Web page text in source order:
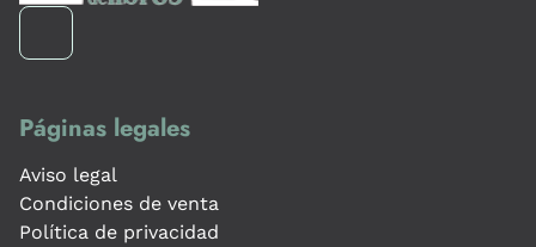
Páginas legales
Aviso legal
Condiciones de venta
Política de privacidad